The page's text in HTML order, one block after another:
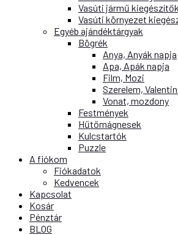
Vasúti jármű kiegészítők
Vasúti környezet
Egyéb ajándéktárgyak
Bögrék
Anya, Anyák napja
Apa, Apák napja
Film, Mozi
Szerelem,
Vonat, mozdony
Festmények
Hűtőmágnesek
Kulcstartók
Puzzle
A fiókom
Fiókadatok
Kedvencek
Kapcsolat
Kosár
Pénztár
BLOG